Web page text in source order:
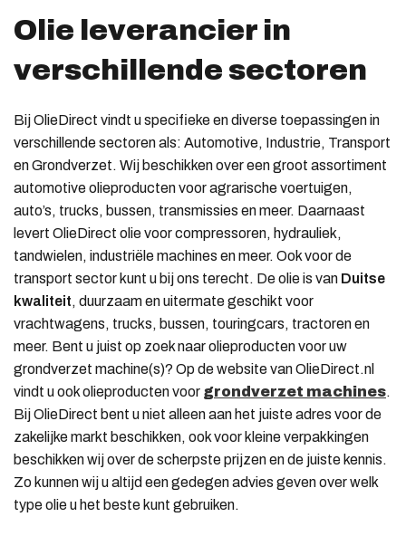
Olie leverancier in
verschillende sectoren
Bij OlieDirect vindt u specifieke en diverse toepassingen in
verschillende sectoren als: Automotive, Industrie, Transport
en Grondverzet. Wij beschikken over een groot assortiment
automotive olieproducten voor agrarische voertuigen,
auto’s, trucks, bussen, transmissies en meer. Daarnaast
levert OlieDirect olie voor compressoren, hydrauliek,
tandwielen, industriële machines en meer. Ook voor de
transport sector kunt u bij ons terecht. De olie is van Duitse
kwaliteit, duurzaam en uitermate geschikt voor
vrachtwagens, trucks, bussen, touringcars, tractoren en
meer. Bent u juist op zoek naar olieproducten voor uw
grondverzet machine(s)? Op de website van OlieDirect.nl
vindt u ook olieproducten voor grondverzet machines.
Bij OlieDirect bent u niet alleen aan het juiste adres voor de
zakelijke markt beschikken, ook voor kleine verpakkingen
beschikken wij over de scherpste prijzen en de juiste kennis.
Zo kunnen wij u altijd een gedegen advies geven over welk
type olie u het beste kunt gebruiken.